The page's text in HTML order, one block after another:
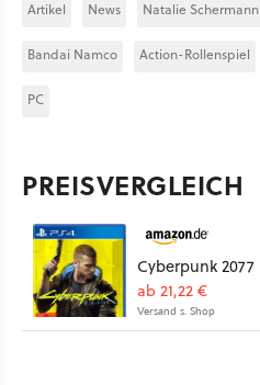
Artikel News Natalie Schermann
Bandai Namco Action-Rollenspiel
PC
PREISVERGLEICH
Cyberpunk 2077
ab 21,22 €
Versand s. Shop